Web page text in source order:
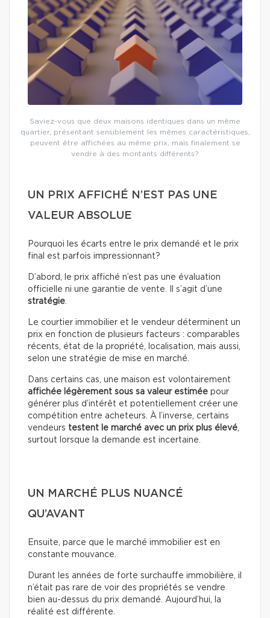
Saviez-vous que deux maisons identiques dans un même
quartier, présentant sensiblement les mêmes caractéristiques,
peuvent être affichées au même prix, mais finalement se
vendre à des montants différents?
UN PRIX AFFICHÉ N’EST PAS UNE
VALEUR ABSOLUE
Pourquoi les écarts entre le prix demandé et le prix
final est parfois impressionnant?
D’abord, le prix affiché n’est pas une évaluation
officielle ni une garantie de vente. Il s’agit d’une
stratégie.
Le courtier immobilier et le vendeur déterminent un
prix en fonction de plusieurs facteurs : comparables
récents, état de la propriété, localisation, mais aussi,
selon une stratégie de mise en marché.
Dans certains cas, une maison est volontairement
affichée légèrement sous sa valeur estimée pour
générer plus d’intérêt et potentiellement créer une
compétition entre acheteurs. À l’inverse, certains
vendeurs testent le marché avec un prix plus élevé,
surtout lorsque la demande est incertaine.
UN MARCHÉ PLUS NUANCÉ
QU’AVANT
Ensuite, parce que le marché immobilier est en
constante mouvance.
Durant les années de forte surchauffe immobilière, il
n’était pas rare de voir des propriétés se vendre
bien au-dessus du prix demandé. Aujourd’hui, la
réalité est différente.